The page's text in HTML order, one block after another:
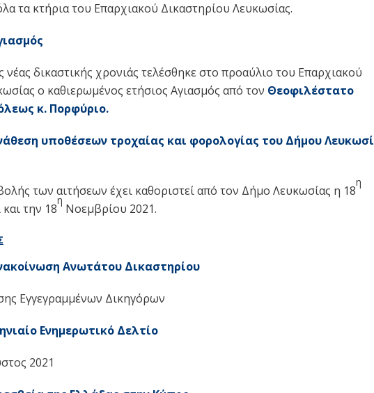
τα κτήρια του Επαρχιακού Δικαστηρίου Λευκωσίας.
νέας δικαστικής χρονιάς τελέσθηκε στο προαύλιο του Επαρχιακού
ο καθιερωμένος ετήσιος Αγιασμός από τον Θεοφιλέστατο
κ. Πορφύριο.
υποθέσεων τροχαίας και φορολογίας του Δήμου
των αιτήσεων έχει καθοριστεί από τον Δήμο Λευκωσίας η 18
η
την 18
η
Νοεμβρίου 2021.
Ανωτάτου Δικαστηρίου
Εγγεγραμμένων Δικηγόρων
Ενημερωτικό Δελτίο
2021